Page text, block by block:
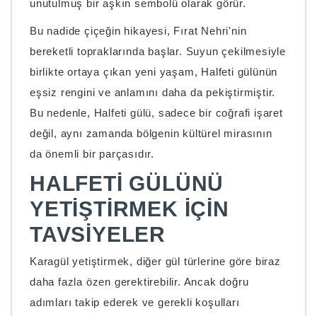
unutulmuş bir aşkın sembolü olarak görür.
Bu nadide çiçeğin hikayesi, Fırat Nehri'nin
bereketli topraklarında başlar. Suyun çekilmesiyle
birlikte ortaya çıkan yeni yaşam, Halfeti gülünün
eşsiz rengini ve anlamını daha da pekiştirmiştir.
Bu nedenle, Halfeti gülü, sadece bir coğrafi işaret
değil, aynı zamanda bölgenin kültürel mirasının
da önemli bir parçasıdır.
HALFETI GÜLÜNÜ
YETIŞTIRMEK İÇIN
TAVSIYELER
Karagül yetiştirmek, diğer gül türlerine göre biraz
daha fazla özen gerektirebilir. Ancak doğru
adımları takip ederek ve gerekli koşulları